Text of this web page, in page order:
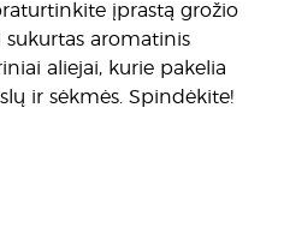
įprastą grožio
sukurtas aromatinis
aliejai, kurie pakelia
ir sėkmės. Spindėkite!